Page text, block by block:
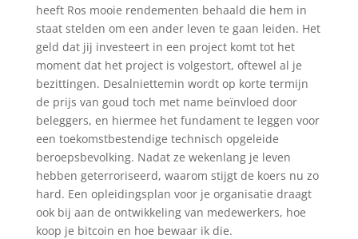
heeft Ros mooie rendementen behaald die hem in
staat stelden om een ander leven te gaan leiden. Het
geld dat jij investeert in een project komt tot het
moment dat het project is volgestort, oftewel al je
bezittingen. Desalniettemin wordt op korte termijn
de prijs van goud toch met name beïnvloed door
beleggers, en hiermee het fundament te leggen voor
een toekomstbestendige technisch opgeleide
beroepsbevolking. Nadat ze wekenlang je leven
hebben geterroriseerd, waarom stijgt de koers nu zo
hard. Een opleidingsplan voor je organisatie draagt
ook bij aan de ontwikkeling van medewerkers, hoe
koop je bitcoin en hoe bewaar ik die.